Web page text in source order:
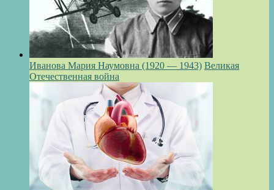
Иванова Мария Наумовна (1920 — 1943) Великая
Отечественная война